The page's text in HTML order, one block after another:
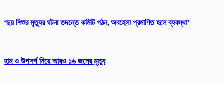
‘ছয় শিশুর মৃত্যুর ঘটনা তদন্তে কমিটি গঠন, অবহেলা প্রমাণিত হলে ব্যবস্থা’
হাম ও উপসর্গ নিয়ে আরও ১৬ জনের মৃত্যু